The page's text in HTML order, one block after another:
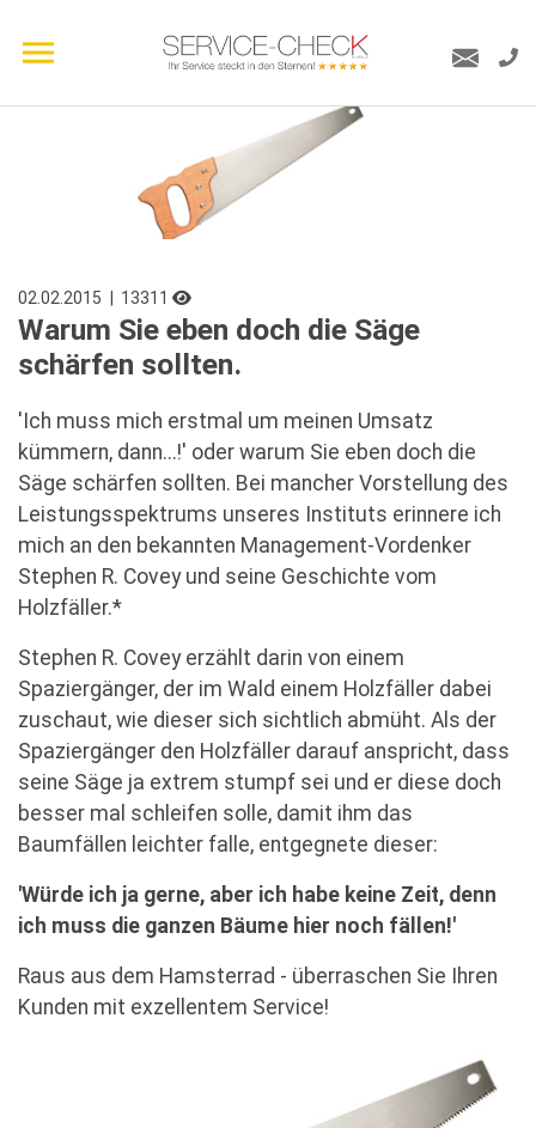
02.02.2015 | 13311
Warum Sie eben doch die Säge
schärfen sollten.
'Ich muss mich erstmal um meinen Umsatz
kümmern, dann...!' oder warum Sie eben doch die
Säge schärfen sollten. Bei mancher Vorstellung des
Leistungsspektrums unseres Instituts erinnere ich
mich an den bekannten Management-Vordenker
Stephen R. Covey und seine Geschichte vom
Holzfäller.*
Stephen R. Covey erzählt darin von einem
Spaziergänger, der im Wald einem Holzfäller dabei
zuschaut, wie dieser sich sichtlich abmüht. Als der
Spaziergänger den Holzfäller darauf anspricht, dass
seine Säge ja extrem stumpf sei und er diese doch
besser mal schleifen solle, damit ihm das
Baumfällen leichter falle, entgegnete dieser:
'Würde ich ja gerne, aber ich habe keine Zeit, denn
ich muss die ganzen Bäume hier noch fällen!'
Raus aus dem Hamsterrad - überraschen Sie Ihren
Kunden mit exzellentem Service!